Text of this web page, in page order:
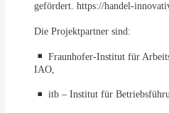
gefördert. https://handel-
Die Projektpartner sind:
Fraunhofer-Institut für
IAO,
itb – Institut für